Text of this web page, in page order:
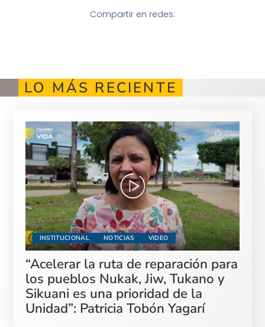
Compartir en redes:
LO MÁS RECIENTE
INSTITUCIONAL NOTICIAS VIDEO
“Acelerar la ruta de reparación para
los pueblos Nukak, Jiw, Tukano y
Sikuani es una prioridad de la
Unidad”: Patricia Tobón Yagarí